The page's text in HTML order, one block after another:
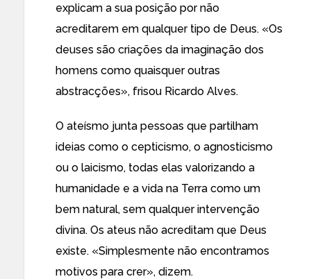
explicam a sua posição por não
acreditarem em qualquer tipo de Deus. «Os
deuses são criações da imaginação dos
homens como quaisquer outras
abstracções», frisou Ricardo Alves.
O ateísmo junta pessoas que partilham
ideias como o cepticismo, o agnosticismo
ou o laicismo, todas elas valorizando a
humanidade e a vida na Terra como um
bem natural, sem qualquer intervenção
divina. Os ateus não acreditam que Deus
existe. «Simplesmente não encontramos
motivos para crer», dizem.